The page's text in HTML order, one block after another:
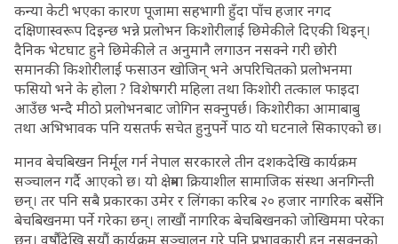
कन्या केटी भएका कारण पूजामा सहभागी हुँदा पाँच हजार नगद
दक्षिणास्वरूप दिइन्छ भन्ने प्रलोभन किशोरीलाई छिमेकीले दिएकी थिइन्।
दैनिक भेटघाट हुने छिमेकीले त अनुमानै लगाउन नसक्ने गरी छोरी
समानकी किशोरीलाई फसाउन खोजिन् भने अपरिचितको प्रलोभनमा
फसियो भने के होला ? विशेषगरी महिला तथा किशोरी तत्काल फाइदा
आउँछ भन्दै मीठो प्रलोभनबाट जोगिन सक्नुपर्छ। किशोरीका आमाबाबु
तथा अभिभावक पनि यसतर्फ सचेत हुनुपर्ने पाठ यो घटनाले सिकाएको छ।
मानव बेचबिखन निर्मूल गर्न नेपाल सरकारले तीन दशकदेखि कार्यक्रम
सञ्चालन गर्दै आएको छ। यो क्षेत्रमा क्रियाशील सामाजिक संस्था अनगिन्ती
छन्। तर पनि सबै प्रकारका उमेर र लिंगका करिब २० हजार नागरिक बर्सेनि
बेचबिखनमा पर्ने गरेका छन्। लाखौं नागरिक बेचबिखनको जोखिममा परेका
छन्। वर्षौंदेखि सयौं कार्यक्रम सञ्चालन गरे पनि प्रभावकारी हुन नसक्नुको